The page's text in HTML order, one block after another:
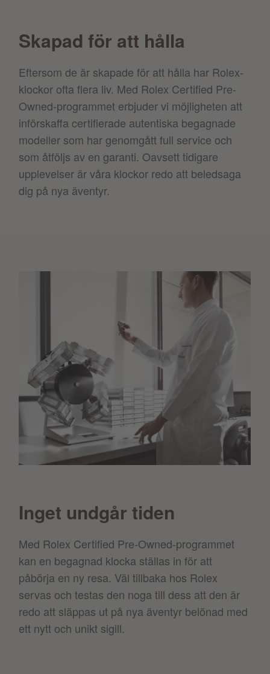
Skapad för att hålla
Eftersom de är skapade för att hålla har Rolex-
klockor ofta flera liv. Med Rolex Certified Pre-
Owned-programmet erbjuder vi möjligheten att
införskaffa certifierade autentiska begagnade
modeller som har genomgått full service och
som åtföljs av en garanti. Oavsett tidigare
upplevelser är våra klockor redo att beledsaga
dig på nya äventyr.
Inget undgår tiden
Med Rolex Certified Pre-Owned-programmet
kan en begagnad klocka ställas in för att
påbörja en ny resa. Väl tillbaka hos Rolex
servas och testas den noga till dess att den är
redo att släppas ut på nya äventyr belönad med
ett nytt och unikt sigill.